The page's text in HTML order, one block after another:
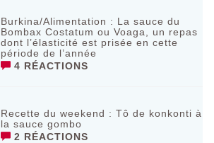
Burkina/Alimentation : La sauce du
Bombax Costatum ou Voaga, un repas
dont l’élasticité est prisée en cette
période de l’année
4 RÉACTIONS
Recette du weekend : Tô de konkonti à
la sauce gombo
2 RÉACTIONS